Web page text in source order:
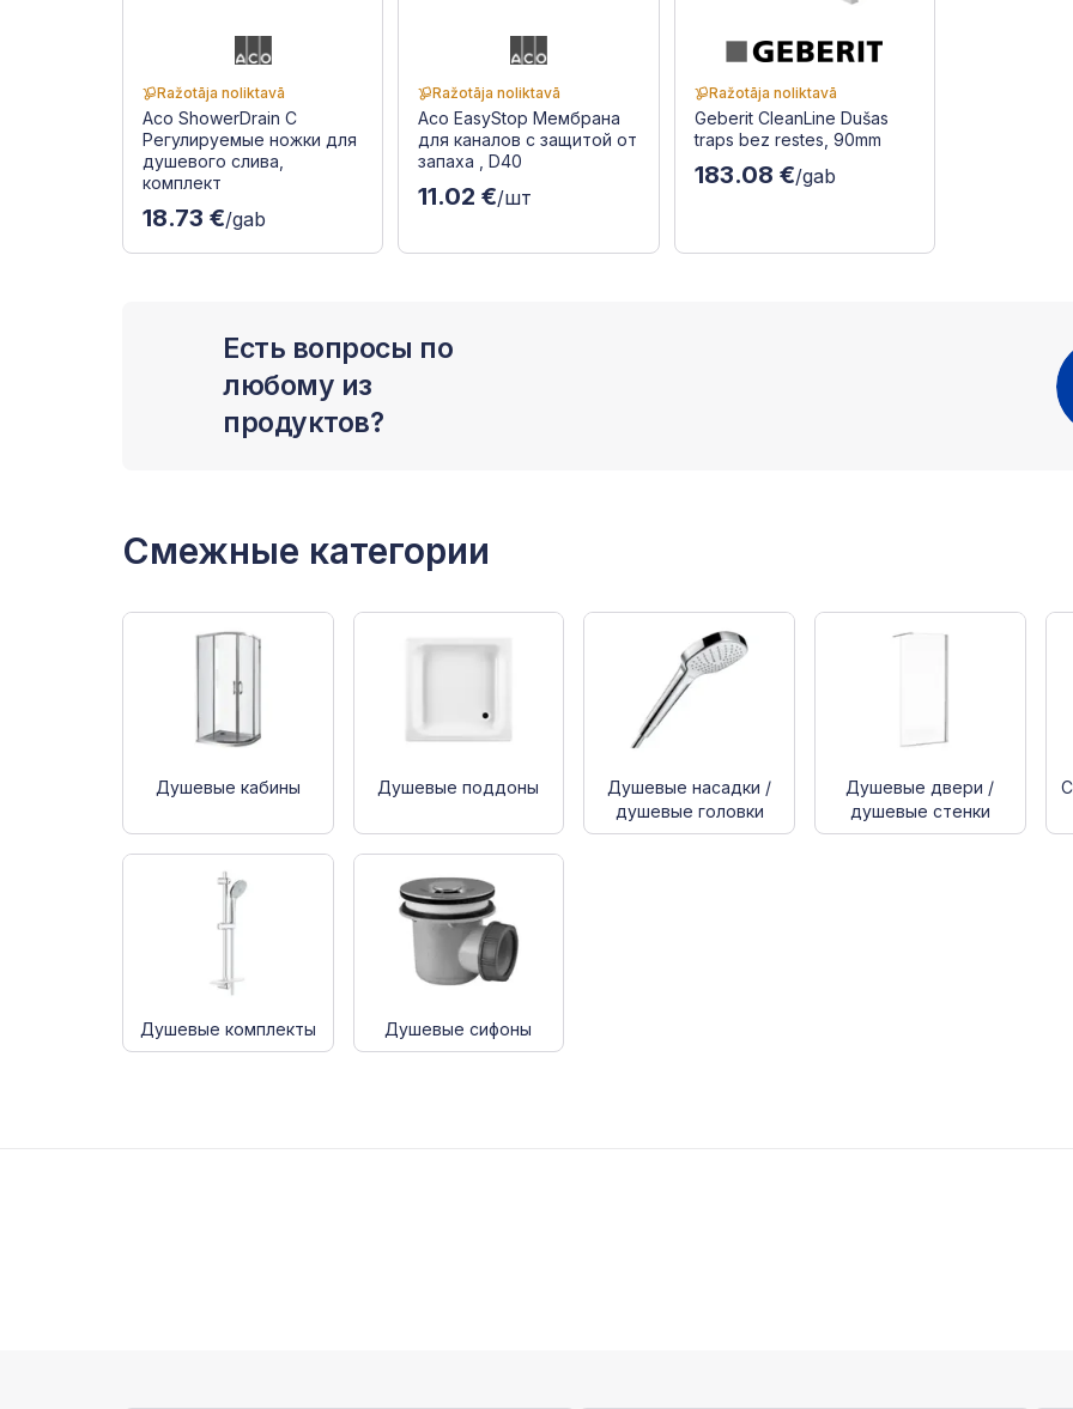
Ražotāja noliktavā
Aco ShowerDrain C
Регулируемые ножки для
душевого слива,
комплект
18.73 €/gab
Ražotāja noliktavā
Aco EasyStop Мембрана
для каналов с защитой от
запаха , D40
11.02 €/шт
Ražotāja noliktavā
Geberit CleanLine Dušas
traps bez restes, 90mm
183.08 €/gab
Есть вопросы по
любому из
продуктов?
Смежные категории
Душевые кабины Душевые поддоны
Душевые насадки /
душевые головки
Душевые двери /
душевые стенки
Душевые комплекты Душевые сифоны